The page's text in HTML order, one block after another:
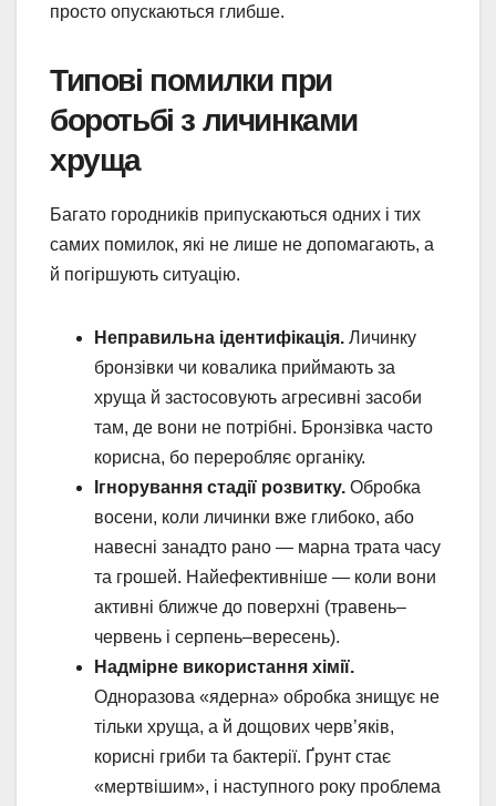
просто опускаються глибше.
Типові помилки при
боротьбі з личинками
хруща
Багато городників припускаються одних і тих
самих помилок, які не лише не допомагають, а
й погіршують ситуацію.
Неправильна ідентифікація. Личинку
бронзівки чи ковалика приймають за
хруща й застосовують агресивні засоби
там, де вони не потрібні. Бронзівка часто
корисна, бо переробляє органіку.
Ігнорування стадії розвитку. Обробка
восени, коли личинки вже глибоко, або
навесні занадто рано — марна трата часу
та грошей. Найефективніше — коли вони
активні ближче до поверхні (травень–
червень і серпень–вересень).
Надмірне використання хімії.
Одноразова «ядерна» обробка знищує не
тільки хруща, а й дощових черв’яків,
корисні гриби та бактерії. Ґрунт стає
«мертвішим», і наступного року проблема